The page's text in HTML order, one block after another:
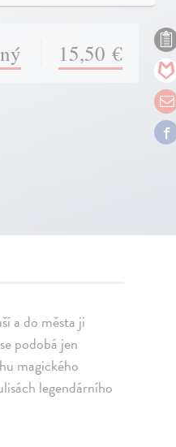
15,50 €
a do města ji
podobá jen
magického
legendárního